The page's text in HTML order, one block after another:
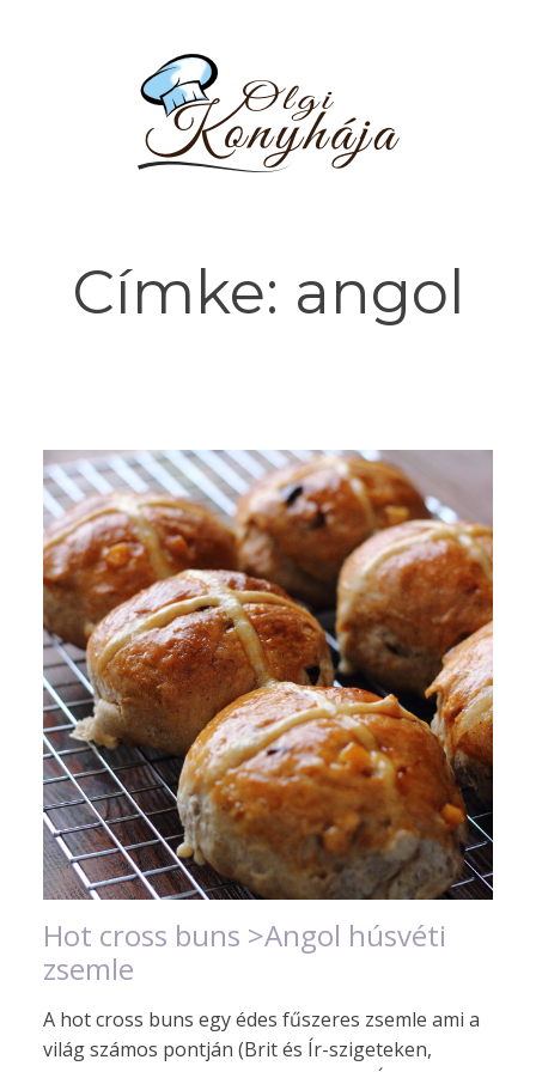
Címke: angol
Hot cross buns >Angol húsvéti
zsemle
A hot cross buns egy édes fűszeres zsemle ami a
világ számos pontján (Brit és Ír-szigeteken,